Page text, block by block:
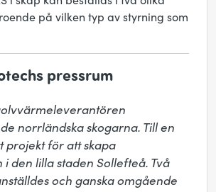
på vilken typ av styrning som
pressrum
norrländska skogarna. Till en
projekt för att skapa
den lilla staden Sollefteå. Två
och ganska omgående